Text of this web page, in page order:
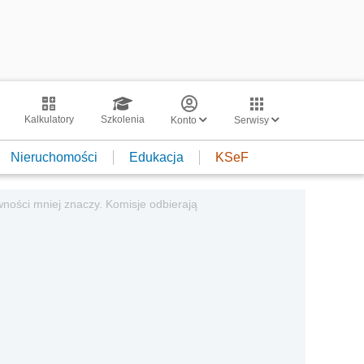
Kalkulatory Szkolenia Konto Serwisy
Nieruchomości Edukacja KSeF
mniej znaczy. Komisje odbierają